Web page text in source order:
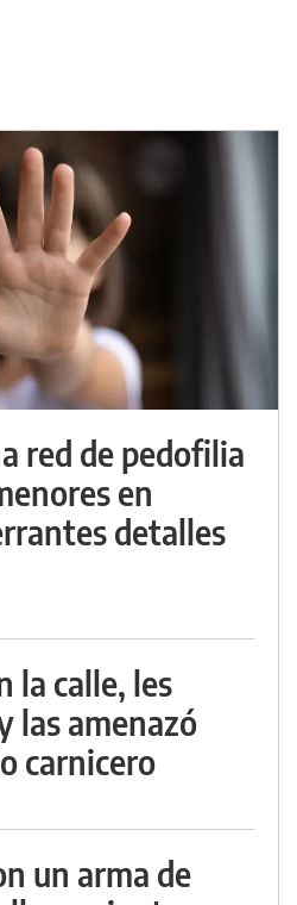
red de pedofilia
en
detalles
la calle, les
las amenazó
carnicero
un arma de